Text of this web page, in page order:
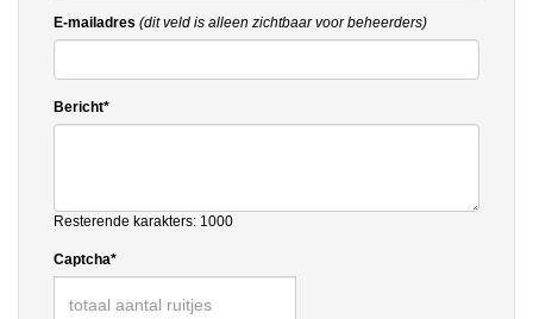
E-mailadres (dit veld is alleen zichtbaar voor beheerders)
Bericht*
Resterende karakters: 1000
Captcha*